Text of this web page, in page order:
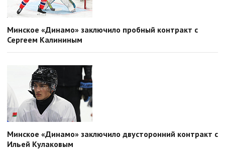
Минское «Динамо» заключило пробный контракт с
Сергеем Калининым
Минское «Динамо» заключило двусторонний контракт с
Ильей Кулаковым